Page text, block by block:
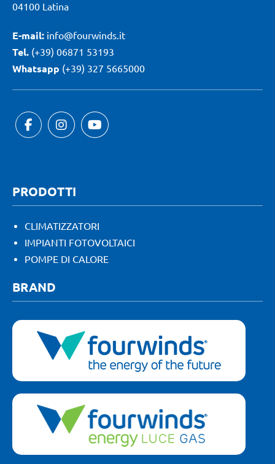
04100 Latina
E-mail: info@fourwinds.it
Tel. (+39) 06871 53193
Whatsapp (+39) 327 5665000
PRODOTTI
CLIMATIZZATORI
IMPIANTI FOTOVOLTAICI
POMPE DI CALORE
BRAND